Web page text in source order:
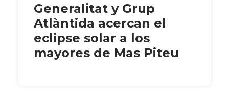
Generalitat y Grup
Atlàntida acercan el
eclipse solar a los
mayores de Mas Piteu